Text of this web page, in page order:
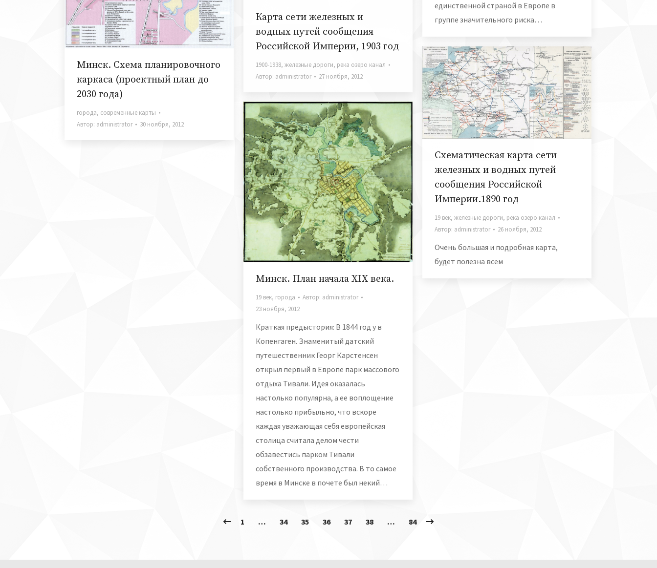
единственной страной в Европе в
группе значительного риска…
Минск. Схема планировочного
каркаса (проектный план до
2030 года)
города, современные карты
Автор: administrator 30 ноября, 2012
Карта сети железных и
водных путей сообщения
Российской Империи, 1903 год
1900-1938, железные дороги, река озеро канал
Автор: administrator 27 ноября, 2012
Схематическая карта сети
железных и водных путей
сообщения Российской
Империи.1890 год
19 век, железные дороги, река озеро канал
Автор: administrator 26 ноября, 2012
Очень большая и подробная карта,
будет полезна всем
Минск. План начала XIX века.
19 век, города Автор: administrator
23 ноября, 2012
Краткая предыстория: В 1844 год у в
Копенгаген. Знаменитый датский
путешественник Георг Карстенсен
открыл первый в Европе парк массового
отдыха Тивали. Идея оказалась
настолько популярна, а ее воплощение
настолько прибыльно, что вскоре
каждая уважающая себя европейская
столица считала делом чести
обзавестись парком Тивали
собственного производства. В то самое
время в Минске в почете был некий…
1 … 34 35 36 37 38 … 84